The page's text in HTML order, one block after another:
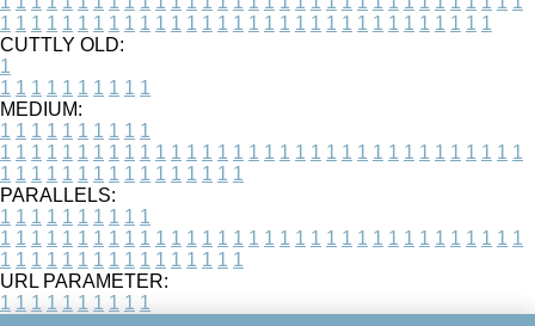
1 1 1 1 1 1 1 1 1 1 1 1 1 1 1 1 1 1 1 1 1 1 1 1 1 1 1 1 1 1 1 1
CUTTLY OLD:
1
1 1 1 1 1 1 1 1 1 1
MEDIUM:
1 1 1 1 1 1 1 1 1 1
1 1 1 1 1 1 1 1 1 1 1 1 1 1 1 1 1 1 1 1 1 1 1 1 1 1 1 1 1 1 1 1 1 1
1 1 1 1 1 1 1 1 1 1 1 1 1 1 1 1
PARALLELS:
1 1 1 1 1 1 1 1 1 1
1 1 1 1 1 1 1 1 1 1 1 1 1 1 1 1 1 1 1 1 1 1 1 1 1 1 1 1 1 1 1 1 1 1
1 1 1 1 1 1 1 1 1 1 1 1 1 1 1 1
URL PARAMETER:
1 1 1 1 1 1 1 1 1 1